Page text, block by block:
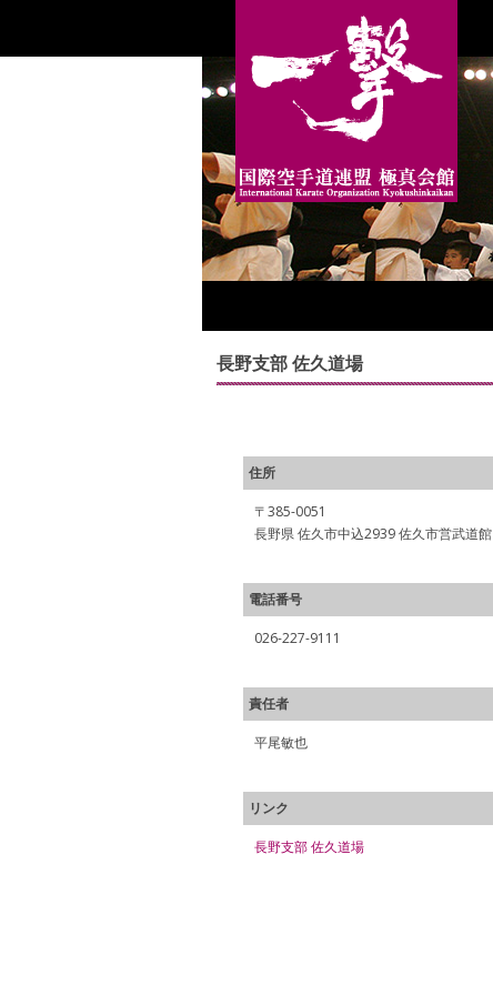
長野支部 佐久道場
住所
〒385-0051
長野県 佐久市中込2939 佐久市営武道館
電話番号
026-227-9111
責任者
平尾敏也
リンク
長野支部 佐久道場